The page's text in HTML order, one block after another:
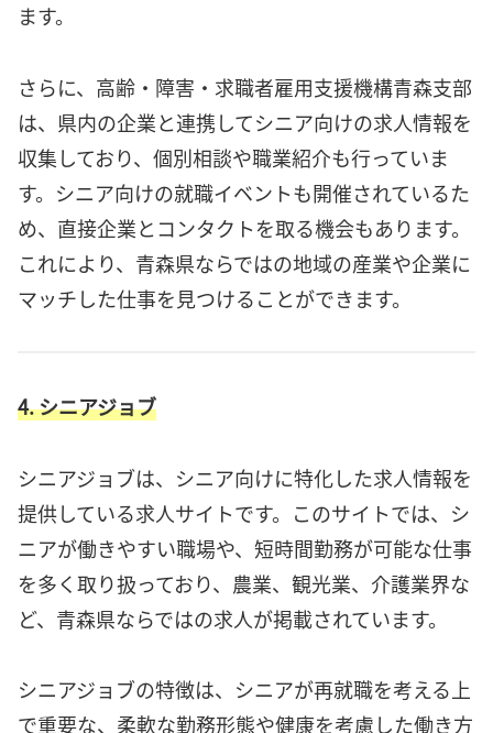
ます。
さらに、高齢・障害・求職者雇用支援機構青森支部
は、県内の企業と連携してシニア向けの求人情報を
収集しており、個別相談や職業紹介も行っていま
す。シニア向けの就職イベントも開催されているた
め、直接企業とコンタクトを取る機会もあります。
これにより、青森県ならではの地域の産業や企業に
マッチした仕事を見つけることができます。
4. シニアジョブ
シニアジョブは、シニア向けに特化した求人情報を
提供している求人サイトです。このサイトでは、シ
ニアが働きやすい職場や、短時間勤務が可能な仕事
を多く取り扱っており、農業、観光業、介護業界な
ど、青森県ならではの求人が掲載されています。
シニアジョブの特徴は、シニアが再就職を考える上
で重要な、柔軟な勤務形態や健康を考慮した働き方